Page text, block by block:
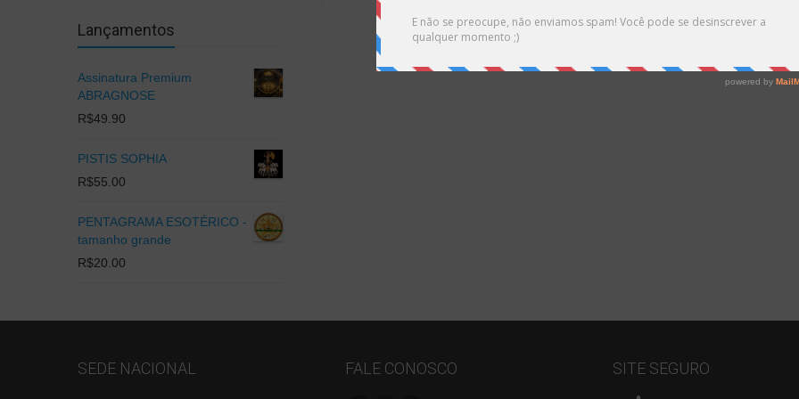
Saiba Mais
Lançamentos
Assinatura Premium
ABRAGNOSE
R$49.90
PISTIS SOPHIA
R$55.00
PENTAGRAMA ESOTÉRICO -
tamanho grande
R$20.00
SEDE NACIONAL FALE CONOSCO SITE SEGURO